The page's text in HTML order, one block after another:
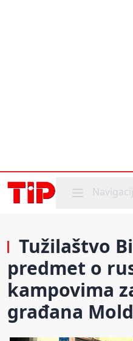
Mobile menu
Tužilaštvo
predmet o
kampovima
građana